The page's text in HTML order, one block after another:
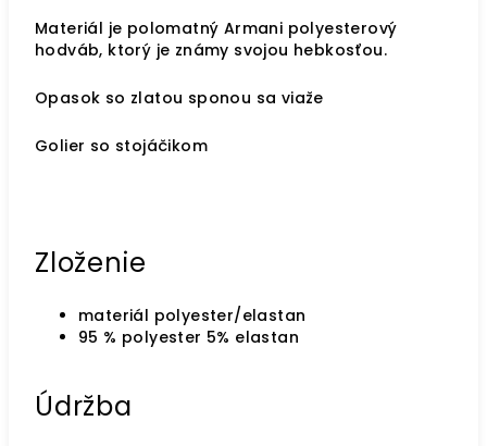
Materiál je polomatný Armani polyesterový
hodváb, ktorý je známy svojou hebkosťou.
Opasok so zlatou sponou sa viaže
Golier so stojáčikom
Zloženie
materiál polyester/elastan
95 % polyester 5% elastan
Údržba